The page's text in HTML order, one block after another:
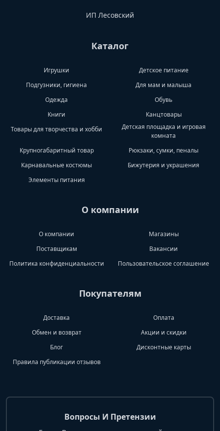
ИП Лесовский
Каталог
Игрушки
Детское питание
Подгузники, гигиена
Для мам и малыша
Одежда
Обувь
Книги
Канцтовары
Товары для творчества и хобби
Детская площадка и игровая
комната
Крупногабаритный товар
Рюкзаки, сумки, пеналы
Карнавальные костюмы
Бижутерия и украшения
Элементы питания
О компании
О компании
Магазины
Поставщикам
Вакансии
Политика конфиденциальности
Пользовательское соглашение
Покупателям
Доставка
Оплата
Обмен и возврат
Акции и скидки
Блог
Дисконтные карты
Правила публикации отзывов
Вопросы И Претензии